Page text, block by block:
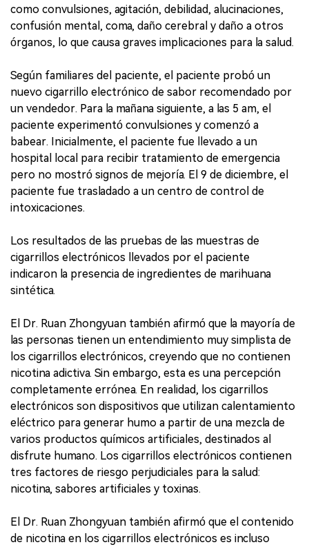
como convulsiones, agitación, debilidad, alucinaciones,
confusión mental, coma, daño cerebral y daño a otros
órganos, lo que causa graves implicaciones para la salud.
Según familiares del paciente, el paciente probó un
nuevo cigarrillo electrónico de sabor recomendado por
un vendedor. Para la mañana siguiente, a las 5 am, el
paciente experimentó convulsiones y comenzó a
babear. Inicialmente, el paciente fue llevado a un
hospital local para recibir tratamiento de emergencia
pero no mostró signos de mejoría. El 9 de diciembre, el
paciente fue trasladado a un centro de control de
intoxicaciones.
Los resultados de las pruebas de las muestras de
cigarrillos electrónicos llevados por el paciente
indicaron la presencia de ingredientes de marihuana
sintética.
El Dr. Ruan Zhongyuan también afirmó que la mayoría de
las personas tienen un entendimiento muy simplista de
los cigarrillos electrónicos, creyendo que no contienen
nicotina adictiva. Sin embargo, esta es una percepción
completamente errónea. En realidad, los cigarrillos
electrónicos son dispositivos que utilizan calentamiento
eléctrico para generar humo a partir de una mezcla de
varios productos químicos artificiales, destinados al
disfrute humano. Los cigarrillos electrónicos contienen
tres factores de riesgo perjudiciales para la salud:
nicotina, sabores artificiales y toxinas.
El Dr. Ruan Zhongyuan también afirmó que el contenido
de nicotina en los cigarrillos electrónicos es incluso